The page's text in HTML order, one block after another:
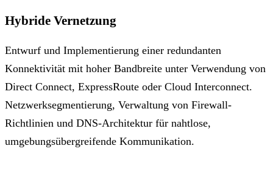
Hybride Vernetzung
Entwurf und Implementierung einer redundanten
Konnektivität mit hoher Bandbreite unter Verwendung von
Direct Connect, ExpressRoute oder Cloud Interconnect.
Netzwerksegmentierung, Verwaltung von Firewall-
Richtlinien und DNS-Architektur für nahtlose,
umgebungsübergreifende Kommunikation.